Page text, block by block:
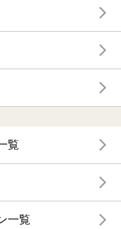
覧
一覧